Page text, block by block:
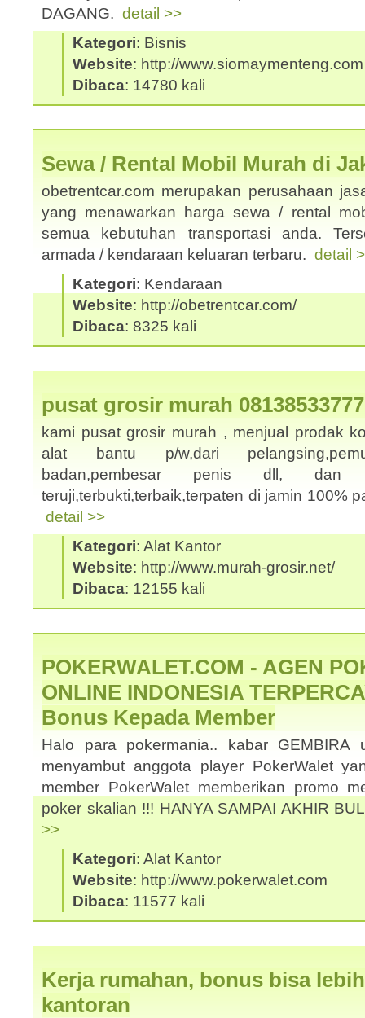
DAGANG. detail >>
Kategori: Bisnis
Website: http://www.siomaymenteng.com
Dibaca: 14780 kali
Sewa / Rental Mobil Murah di
obetrentcar.com merupakan perusahaan
yang menawarkan harga sewa / rental
semua kebutuhan transportasi anda.
armada / kendaraan keluaran terbaru. detail
Kategori: Kendaraan
Website: http://obetrentcar.com/
Dibaca: 8325 kali
pusat grosir murah
kami pusat grosir murah , menjual prodak
alat bantu p/w,dari
badan,pembesar penis dll,
teruji,terbukti,terbaik,terpaten di jamin 100%
detail >>
Kategori: Alat Kantor
Website: http://www.murah-grosir.net/
Dibaca: 12155 kali
POKERWALET.COM - AGEN
ONLINE INDONESIA
Bonus Kepada Member
Halo para pokermania.. kabar GEMBIRA
menyambut anggota player PokerWalet
member PokerWalet memberikan promo
poker skalian !!! HANYA SAMPAI AKHIR
>>
Kategori: Alat Kantor
Website: http://www.pokerwalet.com
Dibaca: 11577 kali
Kerja rumahan, bonus bisa
kantoran